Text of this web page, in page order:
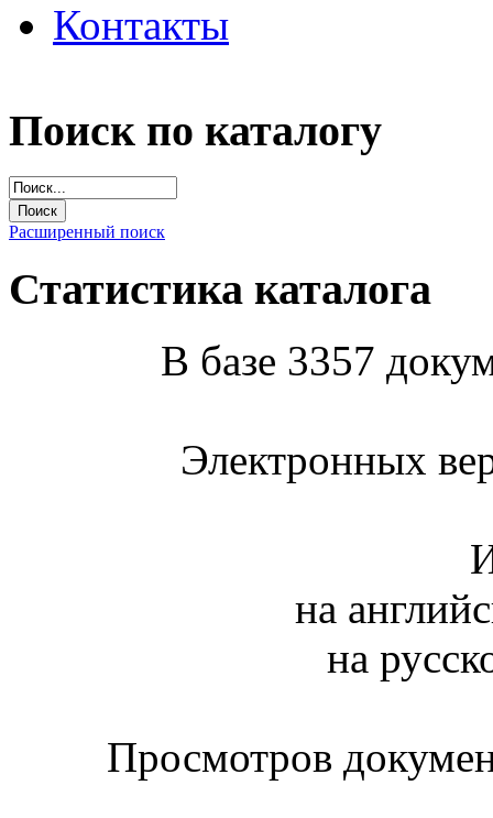
Контакты
Поиск по каталогу
Расширенный поиск
Статистика каталога
В базе 3357
Электронных
на
на
Просмотров